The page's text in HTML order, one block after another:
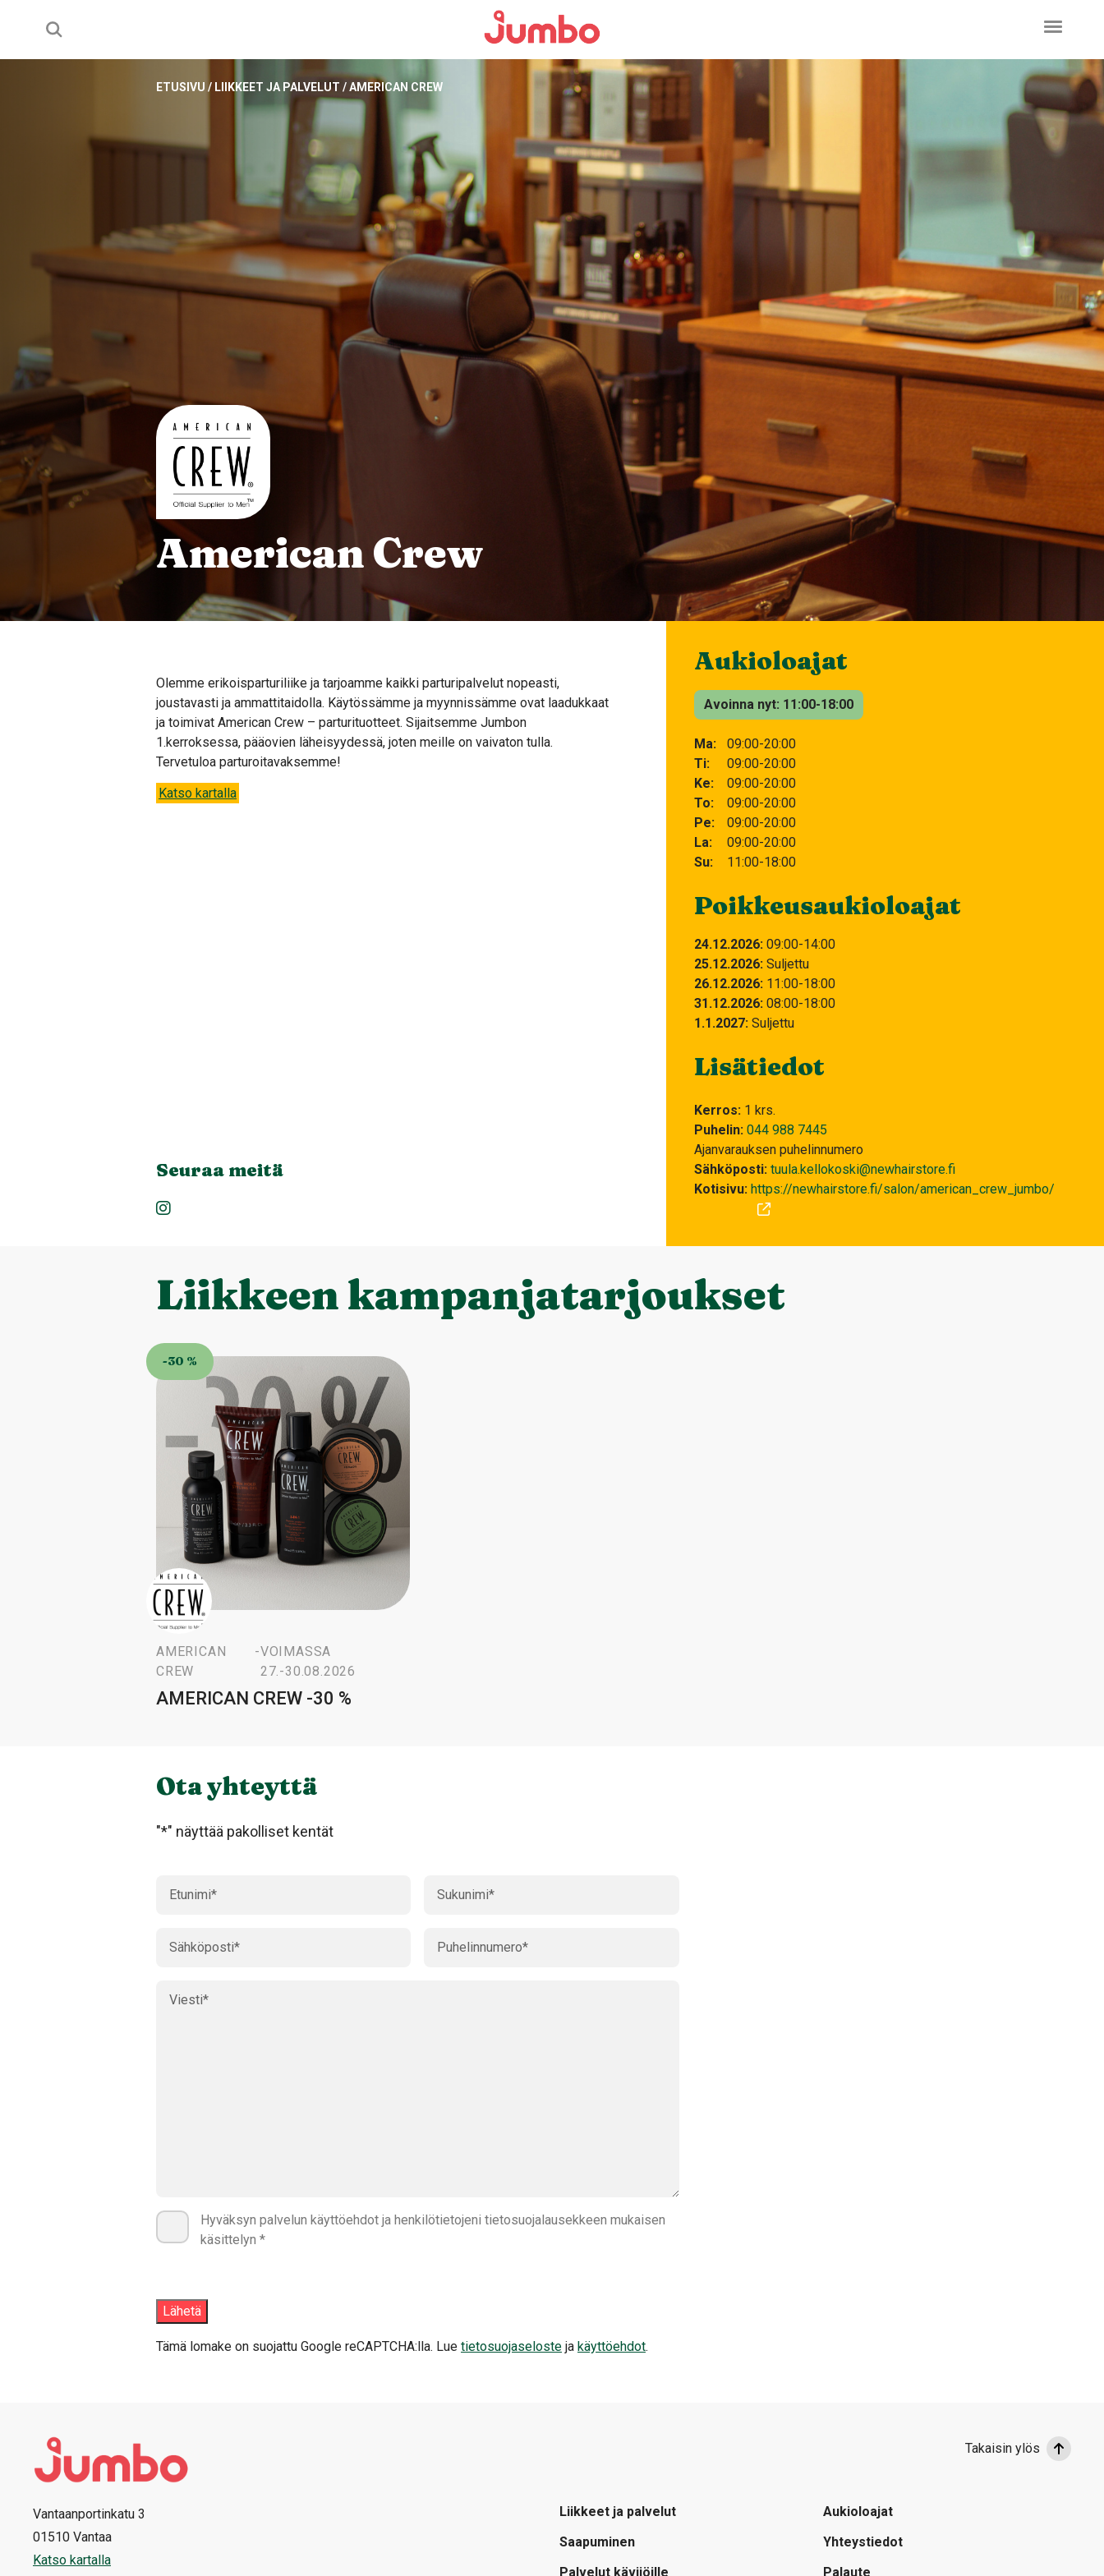
ETUSIVU / LIIKKEET JA PALVELUT /AMERICAN CREW
American Crew
Olemme erikoisparturiliike ja tarjoamme kaikki parturipalvelut nopeasti,
joustavasti ja ammattitaidolla. Käytössämme ja myynnissämme ovat laadukkaat
ja toimivat American Crew – parturituotteet. Sijaitsemme Jumbon
1.kerroksessa, pääovien läheisyydessä, joten meille on vaivaton tulla.
Tervetuloa parturoitavaksemme!
Katso kartalla
Seuraa meitä
Aukioloajat
Avoinna nyt 11:00-18:00
Ma
09:00-20:00
Ti
09:00-20:00
Ke
09:00-20:00
To
09:00-20:00
Pe
09:00-20:00
La
09:00-20:00
Su
11:00-18:00
Poikkeusaukioloajat
24.12.2026 09:00 14:00
25.12.2026 Suljettu
26.12.2026 11:00 18:00
31.12.2026 08:00 18:00
1.1.2027 Suljettu
Lisätiedot
Kerros 1 krs.
Puhelin 044 988 7445
Ajanvarauksen puhelinnumero
Sähköposti tuula.kellokoski@newhairstore.fi
Kotisivu https://newhairstore.fi/salon/american_crew_jumbo/
Liikkeen kampanjatarjoukset
-30 %
AMERICAN
CREW
-VOIMASSA
27.-30.08.2026
AMERICAN CREW -30 %
Ota yhteyttä
"*" näyttää pakolliset kentät
Hyväksyn palvelun käyttöehdot ja henkilötietojeni tietosuojalausekkeen mukaisen
käsittelyn *
Tämä lomake on suojattu Google reCAPTCHA:lla. Lue tietosuojaseloste ja käyttöehdot.
Takaisin ylös
Vantaanportinkatu 3
01510 Vantaa
Katso kartalla
Liikkeet ja palvelut
Saapuminen
Palvelut kävijöille
Aukioloajat
Yhteystiedot
Palaute